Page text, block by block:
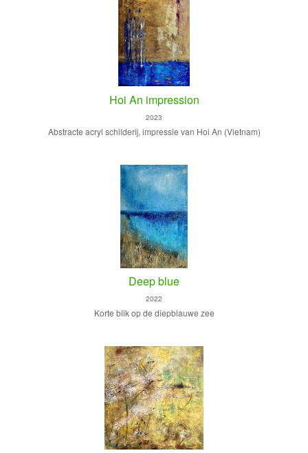
Hoi An impression
2023
Abstracte acryl schilderij, impressie van Hoi An (Vietnam)
Deep blue
2022
Korte blik op de diepblauwe zee